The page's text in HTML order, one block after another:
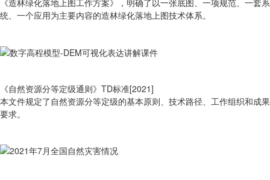
统、一个应用为主要内容的造林绿化落地上图技术体系。
《自然资源分等定级通则》TD标准[2021]
本文件规定了自然资源分等定级的基本原则、技术路径、工作组织和成果
要求。